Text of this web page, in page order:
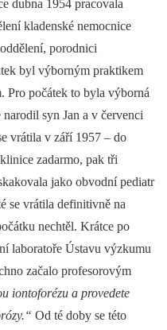
dubna 1954 pracovala
kladenské nemocnice
porodnici
byl výborným praktikem
Pro počátek to byla výborná
syn Jan a v červenci
vrátila v září 1957 –⁠ do
zadarmo, pak tři
jako obvodní pediatr
se vrátila definitivně na
nechtěl. Krátce po
laboratoře Ústavu výzkumu
začalo profesorovým
iontoforézu a provedete
Od té doby se této